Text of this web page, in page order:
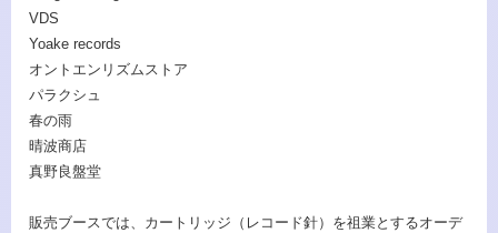
VDS
Yoake records
オントエンリズムストア
パラクシュ
春の雨
晴波商店
真野良盤堂
販売ブースでは、カートリッジ（レコード針）を祖業とするオーデ